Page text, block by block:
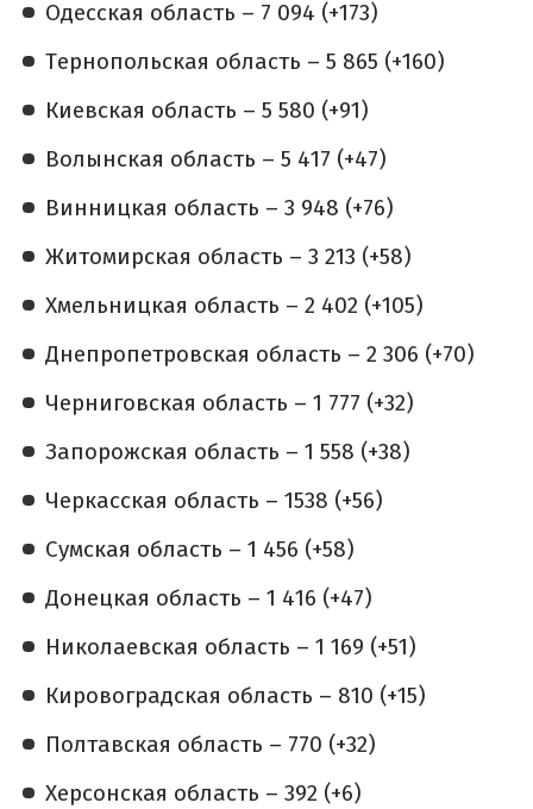
Одесская область – 7 094 (+173)
Тернопольская область – 5 865 (+160)
Киевская область – 5 580 (+91)
Волынская область – 5 417 (+47)
Винницкая область – 3 948 (+76)
Житомирская область – 3 213 (+58)
Хмельницкая область – 2 402 (+105)
Днепропетровская область – 2 306 (+70)
Черниговская область – 1 777 (+32)
Запорожская область – 1 558 (+38)
Черкасская область – 1538 (+56)
Сумская область – 1 456 (+58)
Донецкая область – 1 416 (+47)
Николаевская область – 1 169 (+51)
Кировоградская область – 810 (+15)
Полтавская область – 770 (+32)
Херсонская область – 392 (+6)